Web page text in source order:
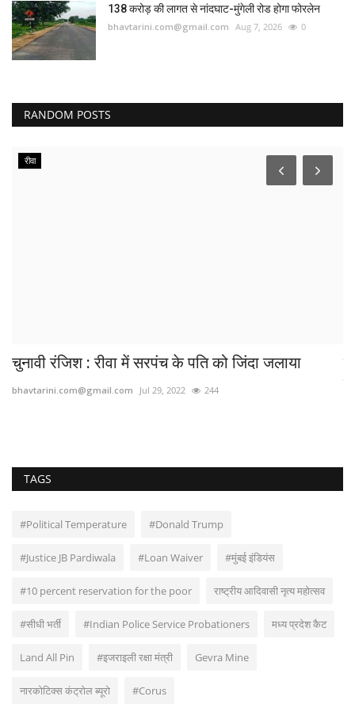
138 करोड़ की लागत से नांदघाट-मुंगेली रोड होगा फोरलेन
bhavtarini.com@gmail.com Aug 7, 2026 0
RANDOM POSTS
रीवा
चुनावी रंजिश : रीवा में सरपंच के पति को जिंदा जलाया
bhavtarini.com@gmail.com Jul 29, 2022 244
TAGS
#Political Temperature #Donald Trump
#Justice JB Pardiwala #Loan Waiver #मुंबई इंडियंस
#10 percent reservation for the poor राष्ट्रीय आदिवासी नृत्य महोत्सव
#सीधी भर्ती #Indian Police Service Probationers मध्य प्रदेश कैट
Land All Pin #इजराइली रक्षा मंत्री Gevra Mine
नारकोटिक्‍स कंट्रोल ब्‍यूरो #Corus